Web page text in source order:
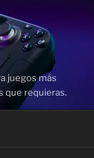
juegos más
que requieras.